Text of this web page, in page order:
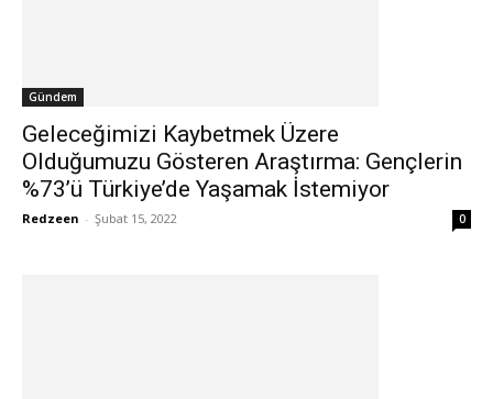
Gündem
Geleceğimizi Kaybetmek Üzere
Olduğumuzu Gösteren Araştırma: Gençlerin
%73’ü Türkiye’de Yaşamak İstemiyor
Redzeen - Şubat 15, 2022 0